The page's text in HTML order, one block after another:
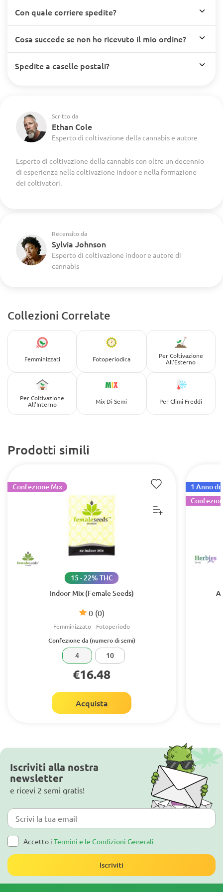
Con quale corriere spedite?
Cosa succede se non ho ricevuto il mio ordine?
Spedite a caselle postali?
Scritto da
Ethan Cole
Esperto di coltivazione della cannabis e autore
Esperto di coltivazione della cannabis con oltre un decennio
di esperienza nella coltivazione indoor e nella formazione
dei coltivatori.
Recensito da
Sylvia Johnson
Esperto di coltivazione indoor e autore di
cannabis
Collezioni Correlate
Femminizzati Fotoperiodica
Per Coltivazione
All'Esterno
Per Coltivazione
All'Interno
Mix Di Semi Per Climi Freddi
Prodotti simili
Indoor Mix (Female Seeds)
0 (0)
15 - 22% THC
Femminizzato Fotoperiodo
Confezione Mix
Confezione da (numero di semi)
4 10
€16.48
Acquista
1 Anno di
Iscriviti alla nostra
newsletter
e ricevi 2 semi gratis!
Accetto i Termini e le Condizioni Generali
Iscriviti